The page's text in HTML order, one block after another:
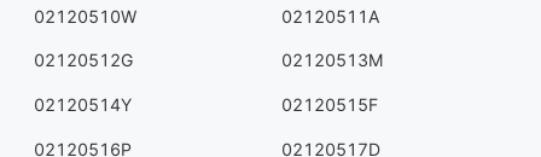
02120510W 02120511A
02120512G 02120513M
02120514Y 02120515F
02120516P 02120517D